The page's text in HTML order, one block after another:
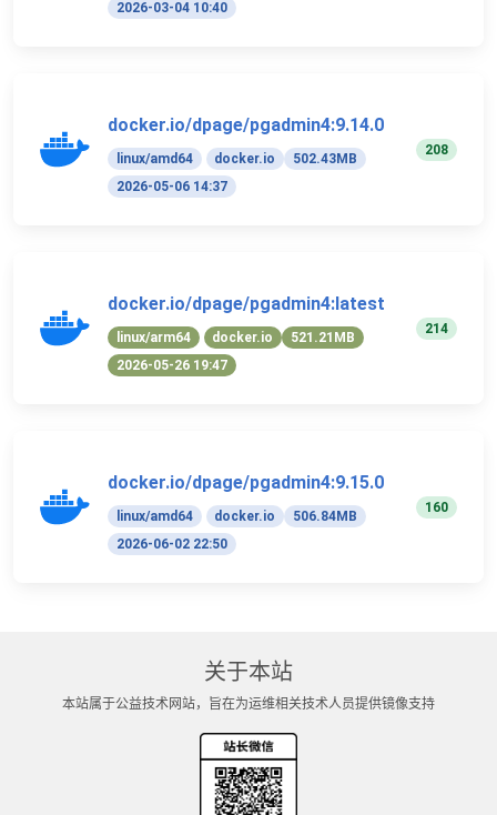
2026-03-04 10:40
docker.io/dpage/pgadmin4:9.14.0
linux/amd64 docker.io
502.43MB
2026-05-06 14:37
208
docker.io/dpage/pgadmin4:latest
linux/arm64 docker.io
521.21MB
2026-05-26 19:47
214
docker.io/dpage/pgadmin4:9.15.0
linux/amd64 docker.io
506.84MB
2026-06-02 22:50
160
关于本站
本站属于公益技术网站，旨在为运维相关技术人员提供镜像支持